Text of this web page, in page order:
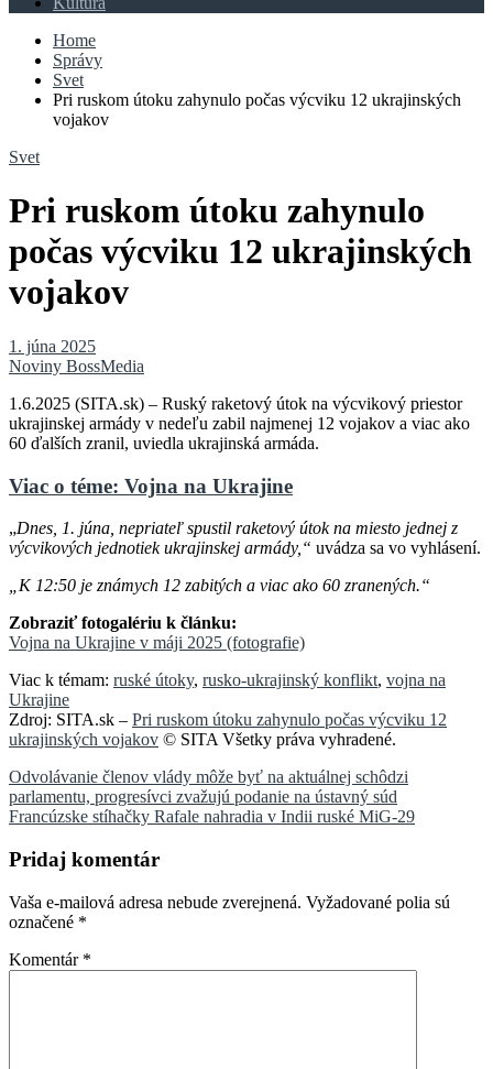
Home
Správy
Svet
Pri ruskom útoku zahynulo počas výcviku 12 ukrajinských
vojakov
Svet
Pri ruskom útoku zahynulo
počas výcviku 12 ukrajinských
vojakov
1. júna 2025
Noviny BossMedia
1.6.2025 (SITA.sk) – Ruský raketový útok na výcvikový priestor
ukrajinskej armády v nedeľu zabil najmenej 12 vojakov a viac ako
60 ďalších zranil, uviedla ukrajinská armáda.
Viac o téme: Vojna na Ukrajine
„Dnes, 1. júna, nepriateľ spustil raketový útok na miesto jednej z
výcvikových jednotiek ukrajinskej armády,“ uvádza sa vo vyhlásení.
„K 12:50 je známych 12 zabitých a viac ako 60 zranených.“
Zobraziť fotogalériu k článku:
Vojna na Ukrajine v máji 2025 (fotografie)
Viac k témam: ruské útoky, rusko-ukrajinský konflikt, vojna na
Ukrajine
Zdroj: SITA.sk – Pri ruskom útoku zahynulo počas výcviku 12
ukrajinských vojakov © SITA Všetky práva vyhradené.
Navigácia
v
Odvolávanie členov vlády môže byť na aktuálnej schôdzi
parlamentu, progresívci zvažujú podanie na ústavný súd
Francúzske stíhačky Rafale nahradia v Indii ruské MiG-29
Pridaj komentár
Vaša e-mailová adresa nebude zverejnená. Vyžadované polia sú
označené *
Komentár *